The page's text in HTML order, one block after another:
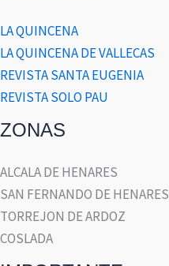
LA QUINCENA
LA QUINCENA DE VALLECAS
REVISTA SANTA EUGENIA
REVISTA SOLO PAU
ZONAS
ALCALA DE HENARES
SAN FERNANDO DE HENARES
TORREJON DE ARDOZ
COSLADA